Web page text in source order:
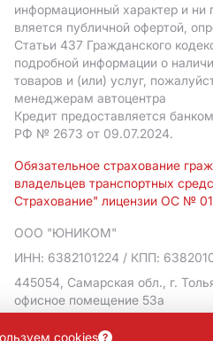
информационный характер и ни
вляется публичной офертой,
Статьи 437 Гражданского
подробной информации о
товаров и (или) услуг,
менеджерам автоцентра
Кредит предоставляется
РФ № 2673 от 09.07.2024.
Обязательное страхование
владельцев транспортных
Страхование" лицензии ОС №
ООО "ЮНИКОМ"
ИНН: 6382101224 / КПП:
445054, Самарская обл., г.
офисное помещение 53а
Политика в отношении
cookies